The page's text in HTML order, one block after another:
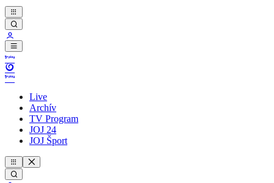
Live
Archív
TV Program
JOJ 24
JOJ Šport